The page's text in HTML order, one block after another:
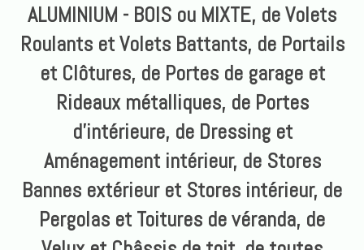
ALUMINIUM - BOIS ou MIXTE, de Volets
Roulants et Volets Battants, de Portails
et Clôtures, de Portes de garage et
Rideaux métalliques, de Portes
d'intérieure, de Dressing et
Aménagement intérieur, de Stores
Bannes extérieur et Stores intérieur, de
Pergolas et Toitures de véranda, de